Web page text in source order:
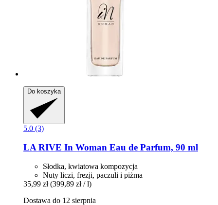
Do koszyka
5.0 (3)
LA RIVE In Woman Eau de Parfum, 90 ml
Słodka, kwiatowa kompozycja
Nuty liczi, frezji, paczuli i piżma
35,99 zł (399,89 zł / l)
Dostawa do 12 sierpnia